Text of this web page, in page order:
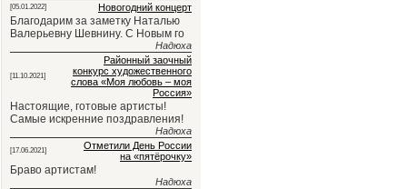
[05.01.2022] Новогодний концерт
Благодарим за заметку Наталью
Валерьевну Шевнину. С Новым го
Надюха
[11.10.2021]
Районный заочный
конкурс художественного
слова «Моя любовь – моя
Россия»
Настоящие, готовые артисты!
Самые искренние поздравления!
Надюха
[17.06.2021]
Отметили День России
на «пятёрочку»
Браво артистам!
Надюха